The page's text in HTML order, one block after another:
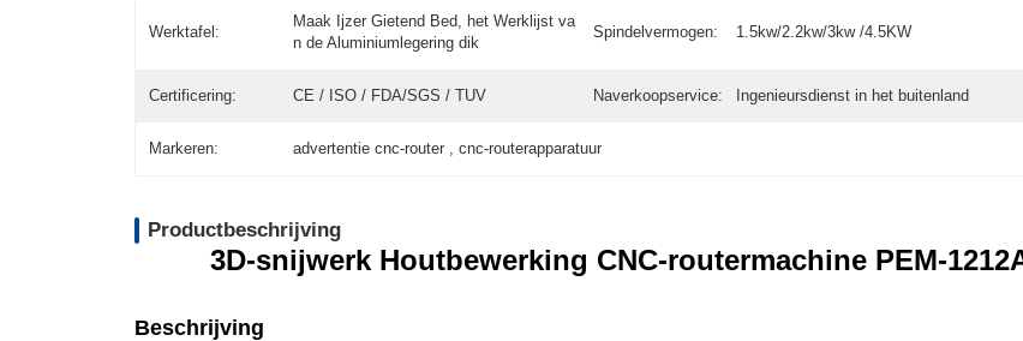
Werktafel:
Maak Ijzer Gietend Bed, het Werklijst va
n de Aluminiumlegering dik
Spindelvermogen: 1.5kw/2.2kw/3kw /4.5KW
Certificering: CE / ISO / FDA/SGS / TUV Naverkoopservice: Ingenieursdienst in het buitenland
Markeren: advertentie cnc-router , cnc-routerapparatuur
Productbeschrijving
3D-snijwerk Houtbewerking CNC-routermachine PEM-
Beschrijving